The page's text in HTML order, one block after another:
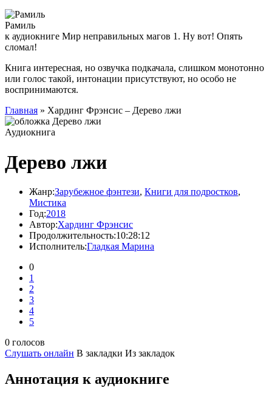
Рамиль
к аудиокниге Мир неправильных магов 1. Ну вот! Опять
сломал!
Книга интересная, но озвучка подкачала, слишком монотонно
или голос такой, интонации присутствуют, но особо не
воспринимаются.
Главная » Хардинг Фрэнсис – Дерево лжи
Аудиокнига
Дерево лжи
Жанр:Зарубежное фэнтези, Книги для подростков,
Мистика
Год:2018
Автор:Хардинг Фрэнсис
Продолжительность:10:28:12
Исполнитель:Гладкая Марина
0
1
2
3
4
5
0 голосов
Слушать онлайн В закладки Из закладок
Аннотация к аудиокниге